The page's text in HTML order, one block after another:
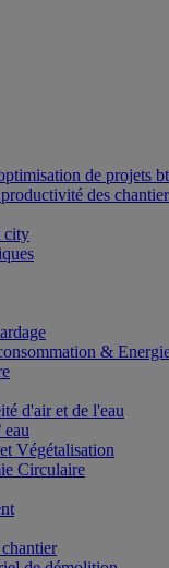
de projets
des
city
&
d'air et de l'eau
Végétalisation
Circulaire